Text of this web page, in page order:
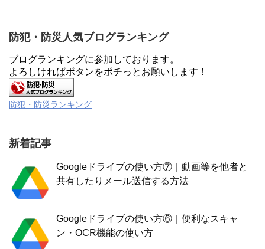
防犯・防災人気ブログランキング
ブログランキングに参加しております。
よろしければボタンをポチっとお願いします！
防犯・防災ランキング
新着記事
Googleドライブの使い方⑦｜動画等を他者と
共有したりメール送信する方法
Googleドライブの使い方⑥｜便利なスキャ
ン・OCR機能の使い方